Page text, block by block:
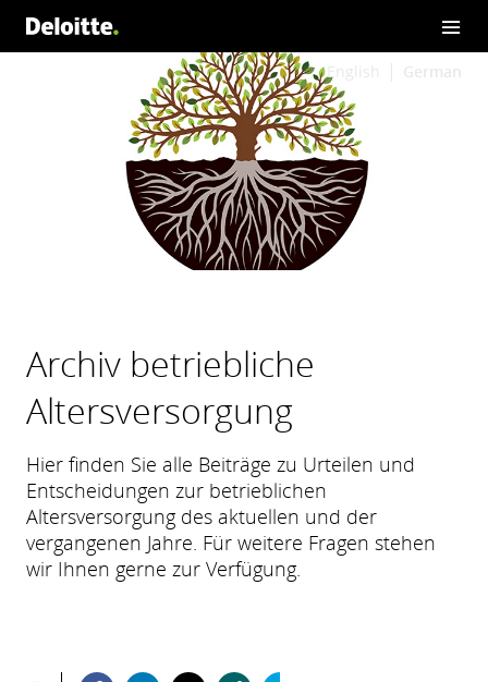
English German
Archiv betriebliche
Altersversorgung
Hier finden Sie alle Beiträge zu Urteilen und
Entscheidungen zur betrieblichen
Altersversorgung des aktuellen und der
vergangenen Jahre. Für weitere Fragen stehen
wir Ihnen gerne zur Verfügung.